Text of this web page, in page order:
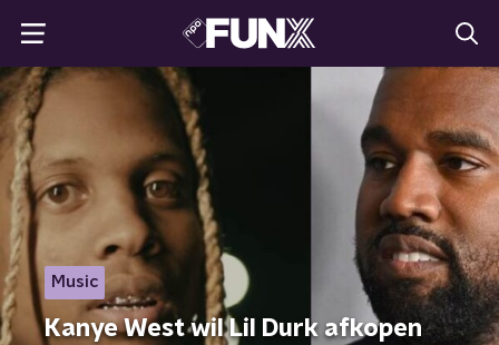
Music
Kanye West wil Lil Durk afkopen